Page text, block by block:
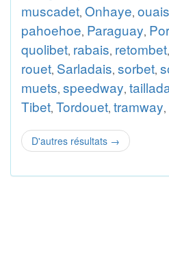
muscadet, Onhaye, ouais
pahoehoe, Paraguay,
quolibet, rabais, retombet,
rouet, Sarladais, sorbet,
muets, speedway,
Tibet, Tordouet, tramway,
D'autres résultats →